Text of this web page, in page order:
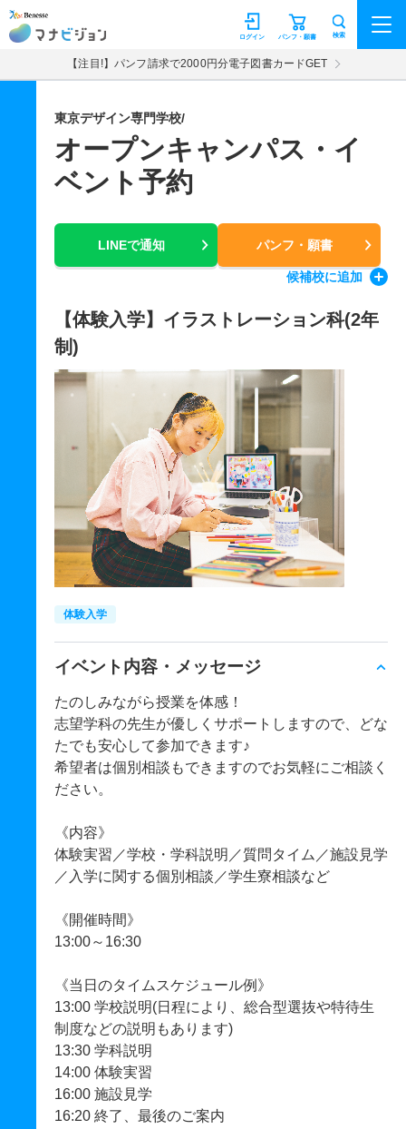
マナビジョン パンフ・願書
ログイン 検索
【注目!】パンフ請求で2000円分電子図書カードGET
東京デザイン専門学校/
オープンキャンパス・イ
ベント予約
LINEで通知 パンフ・願書
候補校に追加
【体験入学】イラストレーション科(2年
制)
体験入学
イベント内容・メッセージ
たのしみながら授業を体感！
志望学科の先生が優しくサポートしますので、どな
たでも安心して参加できます♪
希望者は個別相談もできますのでお気軽にご相談く
ださい。
《内容》
体験実習／学校・学科説明／質問タイム／施設見学
／入学に関する個別相談／学生寮相談など
《開催時間》
13:00～16:30
《当日のタイムスケジュール例》
13:00 学校説明(日程により、総合型選抜や特待生
制度などの説明もあります)
13:30 学科説明
14:00 体験実習
16:00 施設見学
16:20 終了、最後のご案内